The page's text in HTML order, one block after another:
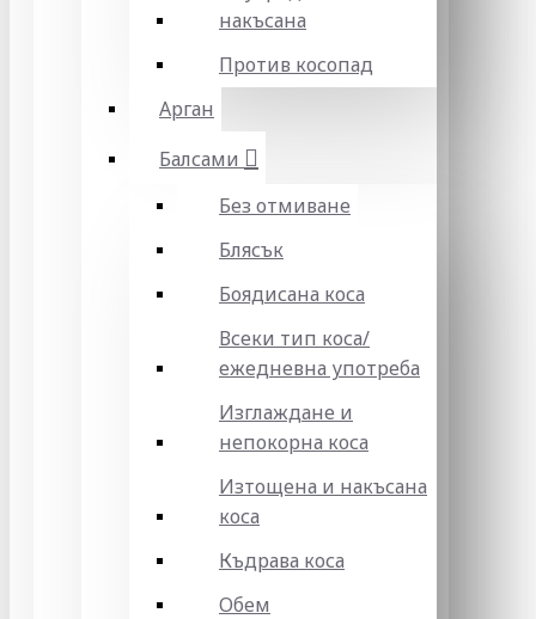
накъсана
Против косопад
Арган
Балсами
Без отмиване
Блясък
Боядисана коса
Всеки тип коса/
ежедневна употреба
Изглаждане и
непокорна коса
Изтощена и накъсана
коса
Къдрава коса
Обем